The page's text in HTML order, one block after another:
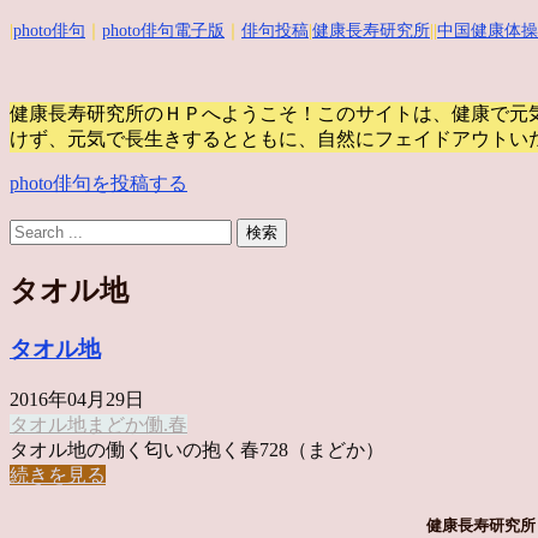
photo俳句 photo俳句電子版 俳句投稿 健康長寿研究所 中国健康体操
健康長寿研究所のＨＰへようこそ！このサイトは、健康で
けず、元気で長生きするとともに、自然にフェイドアウトい
photo俳句を投稿する
タオル地
タオル地
2016年04月29日
タオル地まどか働.春
タオル地の働く匂いの抱く春728（まどか）
続きを見る
健康長寿研究